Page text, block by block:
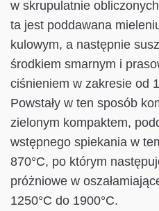
w skrupulatnie
ta jest poddawana
kulowym, a następnie
środkiem smarnym i
ciśnieniem w zakresie od
Powstały w ten sposób
zielonym kompaktem,
wstępnego spiekania w
870°C, po którym
próżniowe w
1250°C do 1900°C.